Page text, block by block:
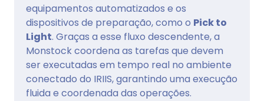
equipamentos automatizados e os
dispositivos de preparação, como o Pick to
Light. Graças a esse fluxo descendente, a
Monstock coordena as tarefas que devem
ser executadas em tempo real no ambiente
conectado do IRIIS, garantindo uma execução
fluida e coordenada das operações.